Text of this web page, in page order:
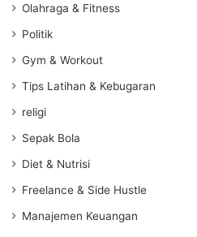
Olahraga & Fitness
Politik
Gym & Workout
Tips Latihan & Kebugaran
religi
Sepak Bola
Diet & Nutrisi
Freelance & Side Hustle
Manajemen Keuangan